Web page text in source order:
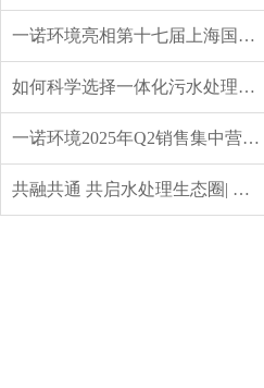
一诺环境亮相第十七届上海国际水展，创新水科技引领绿色未来
如何科学选择一体化污水处理设备？实用指南来了
一诺环境2025年Q2销售集中营：赋能成长，共启新程
共融共通 共启水处理生态圈| 英诺格林成立20周年供应商大会定义水处理未来式